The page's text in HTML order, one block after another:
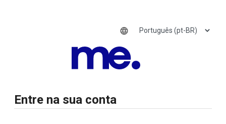

Entre na sua conta